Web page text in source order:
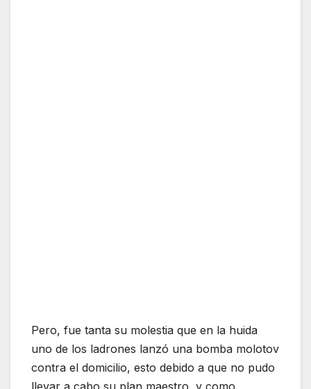
Pero, fue tanta su molestia que en la huida
uno de los ladrones lanzó una bomba molotov
contra el domicilio, esto debido a que no pudo
llevar a cabo su plan maestro, y como